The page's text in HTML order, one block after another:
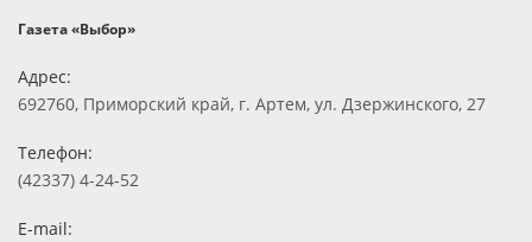
Газета «Выбор»
Адрес:
692760, Приморский край, г. Артем, ул. Дзержинского, 27
Телефон:
(42337) 4-24-52
E-mail: